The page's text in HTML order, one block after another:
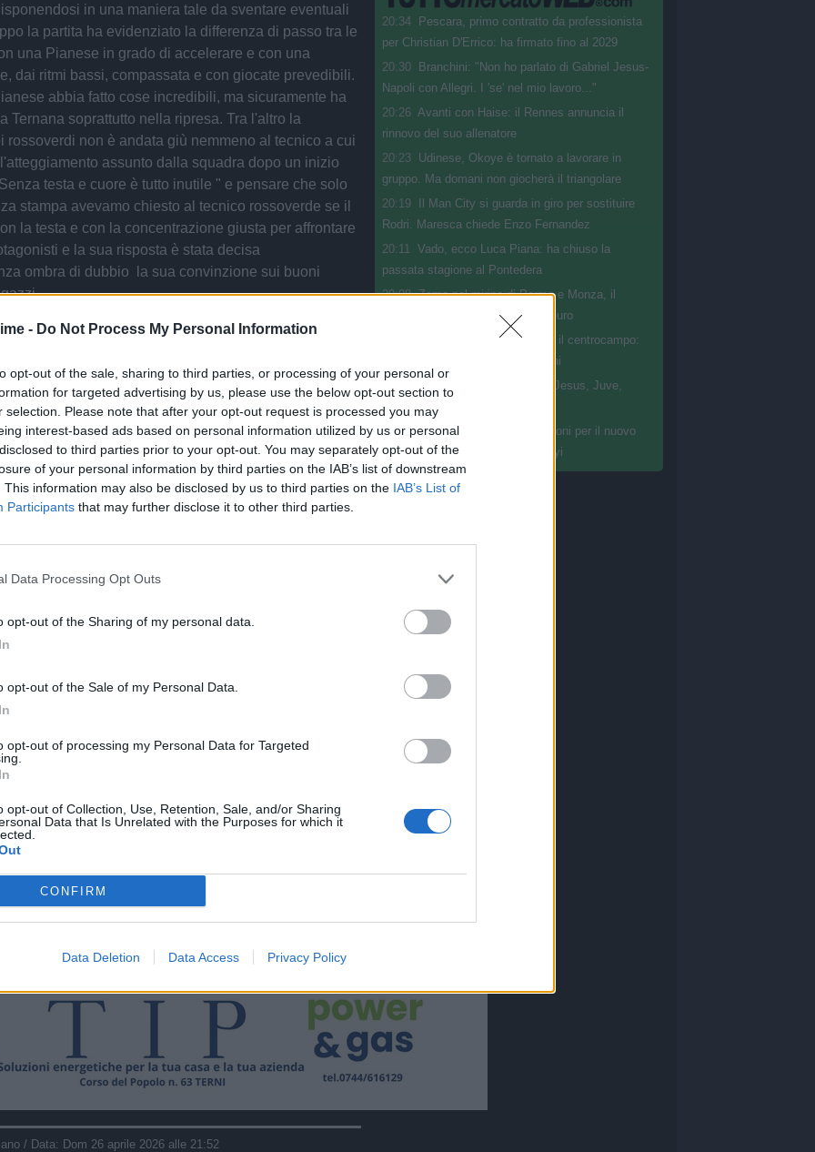
- Do Not Process My Personal Information
opt-out of the sale, sharing to third parties, or processing of your personal or
for targeted advertising by us, please use the below opt-out section to
selection. Please note that after your opt-out request is processed you may
interest-based ads based on personal information utilized by us or personal
to third parties prior to your opt-out. You may separately opt-out of the
of your personal information by third parties on the IAB’s list of downstream
This information may also be disclosed by us to third parties on the IAB’s List of
Participants that may further disclose it to other third parties.
Data Processing Opt Outs
opt-out of the Sharing of my personal data.
opt-out of the Sale of my Personal Data.
opt-out of processing my Personal Data for Targeted
opt-out of Collection, Use, Retention, Sale, and/or Sharing
Data that Is Unrelated with the Purposes for which it
CONFIRM
Data Deletion Data Access Privacy Policy
in una maniera tale da sventare eventuali
la partita ha evidenziato la differenza di passo tra le
una Pianese in grado di accelerare e con una
dai ritmi bassi, compassata e con giocate prevedibili.
abbia fatto cose incredibili, ma sicuramente ha
Ternana soprattutto nella ripresa. Tra l'altro la
rossoverdi non è andata giù nemmeno al tecnico a cui
assunto dalla squadra dopo un inizio
testa e cuore è tutto inutile " e pensare che solo
stampa avevamo chiesto al tecnico rossoverde se il
la testa e con la concentrazione giusta per affrontare
e la sua risposta è stata decisa
ombra di dubbio la sua convinzione sui buoni
che sono state le sue parole, le sue certezze non
sul terreno di gioco del Liberati. Ora, però, non
chi crede ancora nel miracolo e chi, invece, in virtù
che sono le vicende extra campo, non ha quelle
per mettere in campo le energie rimaste dopo una
stressante.
/ Data: Dom 26 aprile 2026 alle 21:52
20:34
Pescara, primo contratto da professionista
per Christian D'Errico: ha firmato fino al 2029
20:30
Branchini: "Non ho parlato di Gabriel Jesus-
Napoli con Allegri. I 'se' nel mio lavoro..."
20:26 Avanti con Haise: il Rennes annuncia il
rinnovo del suo allenatore
20:23 Udinese, Okoye è tornato a lavorare in
gruppo. Ma domani non giocherà il triangolare
20:19
Il Man City si guarda in giro per sostituire
Rodri. Maresca chiede Enzo Fernandez
20:11 Vado, ecco Luca Piana: ha chiuso la
passata stagione al Pontedera
20:08 Zoma nel mirino di Parma e Monza, il
Norimberga chiede 15 milioni di euro
Grosseto, volto nuovo per il centrocampo:
arriva il classe 2007 Kauan Savini
20:00
Napoli, il sogno è Gabriel Jesus, Juve,
Suzuki l'idea per la porta
19:56 Il Coventry spende 30 milioni per il nuovo
acquisto: ecco il ghanese Yirenkyi